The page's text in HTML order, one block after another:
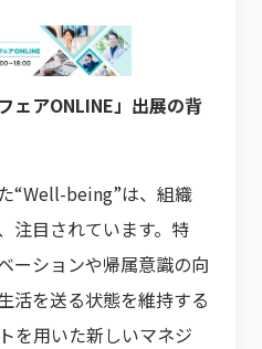
ェアONLINE」出展の背
“Well-being”は、組織
注目されています。特
ーションや帰属意識の向
活を送る状態を維持する
を用いた新しいマネジ